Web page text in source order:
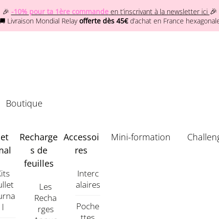
🎉 -10% pour ta 1ère commandeen t’inscrivant à la newsletter ici 🎉
Livraison Mondial Relayofferte dès 45€d’achat en France
Boutique
L
Recharge
s de
feuilles
Les
Recha
Rges
Accessoi
res
Interc
Alaires
Poche
Mini-formation